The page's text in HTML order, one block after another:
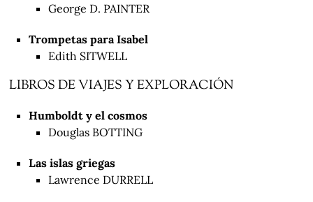
George D. PAINTER
Trompetas para Isabel
Edith SITWELL
LIBROS DE VIAJES Y EXPLORACIÓN
Humboldt y el cosmos
Douglas BOTTING
Las islas griegas
Lawrence DURRELL